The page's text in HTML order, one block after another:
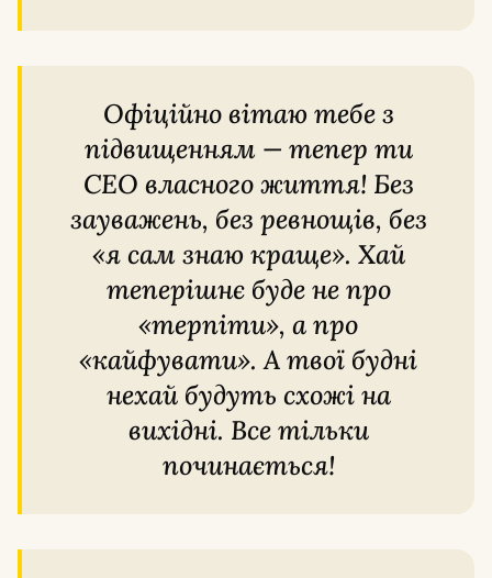
Офіційно вітаю тебе з
підвищенням — тепер ти
CEO власного життя! Без
зауважень, без ревнощів, без
«я сам знаю краще». Хай
теперішнє буде не про
«терпіти», а про
«кайфувати». А твої будні
нехай будуть схожі на
вихідні. Все тільки
починається!